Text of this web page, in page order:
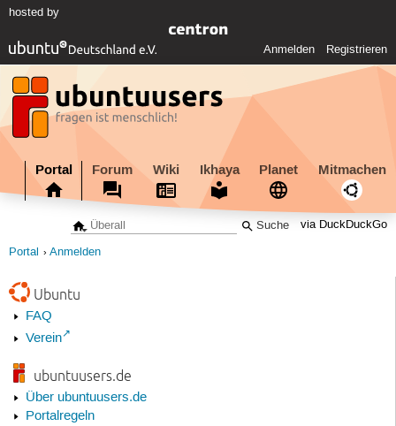
hosted by
Anmelden Registrieren
Portal Forum Wiki Ikhaya Planet Mitmachen
via DuckDuckGo
Portal Anmelden
Ubuntu
FAQ
Verein
ubuntuusers.de
Über ubuntuusers.de
Portalregeln